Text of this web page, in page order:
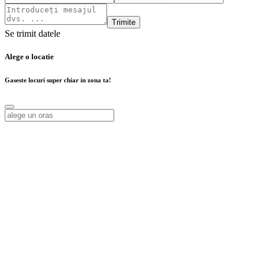
Trimite
Se trimit datele
Alege o locatie
Gaseste locuri super chiar in zona ta!
Alege o locatie